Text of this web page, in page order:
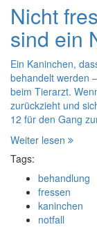
Nicht
sind ein
Ein Kaninchen,
behandelt werden
beim Tierarzt.
zurückzieht und
12 für den Gang
Weiter lesen
Tags:
behandlung
fressen
kaninchen
notfall